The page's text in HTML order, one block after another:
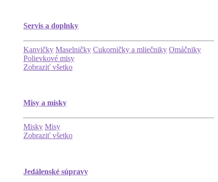
Servis a doplnky
Kanvičky Maselničky Cukorničky a mliečniky Omáčniky
Polievkové misy
Zobraziť všetko
Misy a misky
Misky Misy
Zobraziť všetko
Jedálenské súpravy